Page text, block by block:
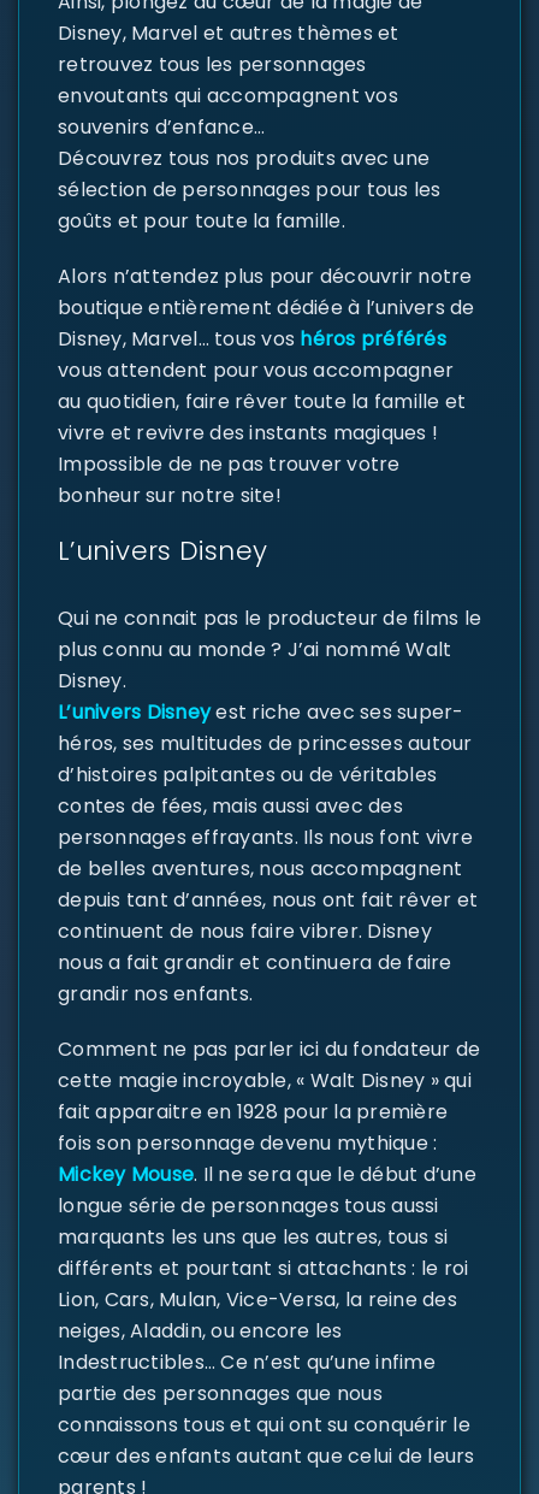
CONNECTER
ou e-mail*
Disney, Marvel et autres thèmes et
retrouvez tous les personnages
envoutants qui accompagnent vos
souvenirs d’enfance…
Découvrez tous nos produits avec une
sélection de personnages pour tous les
goûts et pour toute la famille.
Alors n’attendez plus pour découvrir notre
boutique entièrement dédiée à l’univers de
Disney, Marvel… tous vos héros préférés
vous attendent pour vous accompagner
au quotidien, faire rêver toute la famille et
vivre et revivre des instants magiques !
Impossible de ne pas trouver votre
bonheur sur notre site!
L’univers Disney
Qui ne connait pas le producteur de films le
plus connu au monde ? J’ai nommé Walt
Disney.
L’univers Disneyest riche avec ses super-
héros, ses multitudes de princesses autour
d’histoires palpitantes ou de véritables
contes de fées, mais aussi avec des
personnages effrayants. Ils nous font vivre
de belles aventures, nous accompagnent
depuis tant d’années, nous ont fait rêver et
continuent de nous faire vibrer. Disney
nous a fait grandir et continuera de faire
grandir nos enfants.
Comment ne pas parler ici du fondateur de
cette magie incroyable, « Walt Disney » qui
fait apparaitre en 1928 pour la première
fois son personnage devenu mythique :
Mickey Mouse. Il ne sera que le début d’une
longue série de personnages tous aussi
marquants les uns que les autres, tous si
différents et pourtant si attachants : le roi
Lion, Cars, Mulan, Vice-Versa, la reine des
neiges, Aladdin, ou encore les
Indestructibles… Ce n’est qu’une infime
partie des personnages que nous
connaissons tous et qui ont su conquérir le
cœur des enfants autant que celui de leurs
parents !